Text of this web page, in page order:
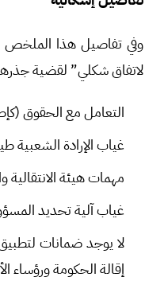
وفي تفاصيل هذا الملخص
لاتفاق شكلي” لقضية
التعامل مع الحقوق
غياب الإرادة الشعبية
مهمات هيئة
غياب آلية تحديد
لا يوجد ضمانات
إقالة الحكومة